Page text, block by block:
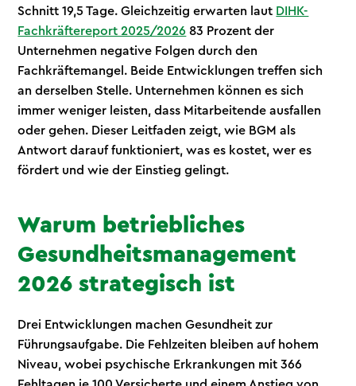
Schnitt 19,5 Tage. Gleichzeitig erwarten laut DIHK-
Fachkräftereport 2025/2026 83 Prozent der
Unternehmen negative Folgen durch den
Fachkräftemangel. Beide Entwicklungen treffen sich
an derselben Stelle. Unternehmen können es sich
immer weniger leisten, dass Mitarbeitende ausfallen
oder gehen. Dieser Leitfaden zeigt, wie BGM als
Antwort darauf funktioniert, was es kostet, wer es
fördert und wie der Einstieg gelingt.
Warum betriebliches
Gesundheitsmanagement
2026 strategisch ist
Drei Entwicklungen machen Gesundheit zur
Führungsaufgabe. Die Fehlzeiten bleiben auf hohem
Niveau, wobei psychische Erkrankungen mit 366